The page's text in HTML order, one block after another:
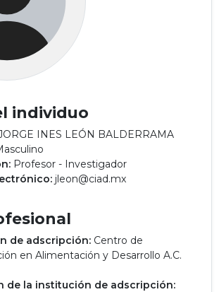
individuo
INES LEÓN BALDERRAMA
Profesor - Investigador
jleon@ciad.mx
de adscripción: Centro de
en Alimentación y Desarrollo A.C.
de la institución de adscripción: